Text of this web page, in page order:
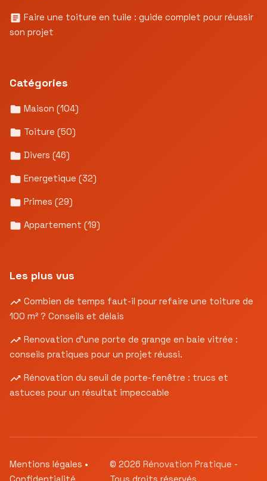
Faire une toiture en tuile : guide complet pour réussir
son projet
Catégories
Maison (104)
Toiture (50)
Divers (46)
Energetique (32)
Primes (29)
Appartement (19)
Les plus vus
Combien de temps faut-il pour refaire une toiture de
100 m² ? Conseils et délais
Renovation d’une porte de grange en baie vitrée :
conseils pratiques pour un projet réussi.
Rénovation du seuil de porte-fenêtre : trucs et
astuces pour un résultat impeccable
Mentions légales •
Confidentialité
© 2026 Rénovation Pratique -
Tous droits réservés